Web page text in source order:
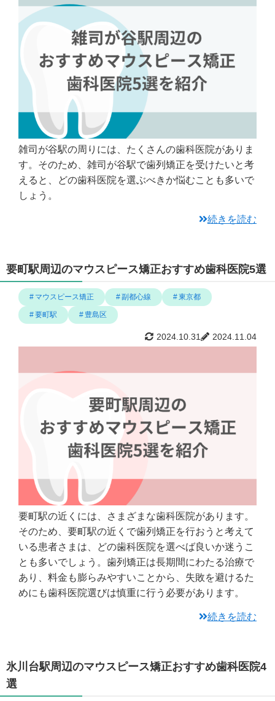
雑司が谷駅の周りには、たくさんの歯科医院がありま
す。そのため、雑司が谷駅で歯列矯正を受けたいと考
えると、どの歯科医院を選ぶべきか悩むことも多いで
しょう。
続きを読む
要町駅周辺のマウスピース矯正おすすめ歯科医院5選
マウスピース矯正 副都心線 東京都
要町駅 豊島区
2024.11.04
2024.10.31
要町駅の近くには、さまざまな歯科医院があります。
そのため、要町駅の近くで歯列矯正を行おうと考えて
いる患者さまは、どの歯科医院を選べば良いか迷うこ
とも多いでしょう。歯列矯正は長期間にわたる治療で
あり、料金も膨らみやすいことから、失敗を避けるた
めにも歯科医院選びは慎重に行う必要があります。
続きを読む
氷川台駅周辺のマウスピース矯正おすすめ歯科医院4
選